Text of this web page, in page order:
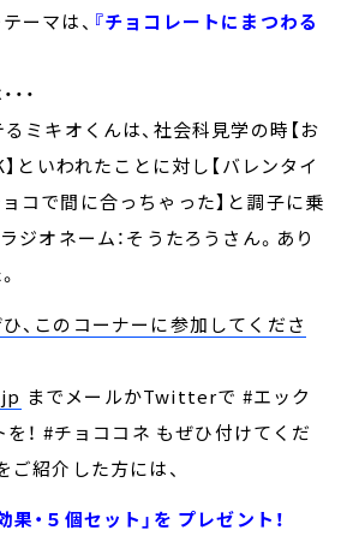
ーマは、 『チョコレートにまつわる
・
るミキオくんは、社会科見学の時【お
といわれたことに対し【バレンタイ
コで間に合っちゃった】と調子に乗
ラジオネーム：そうたろうさん。あり
、このコーナーに参加してくださ
までメールかTwitterで #エック
！ #チョココネ もぜひ付けてくだ
紹介した方には、
果・５個セット」を プレゼント！